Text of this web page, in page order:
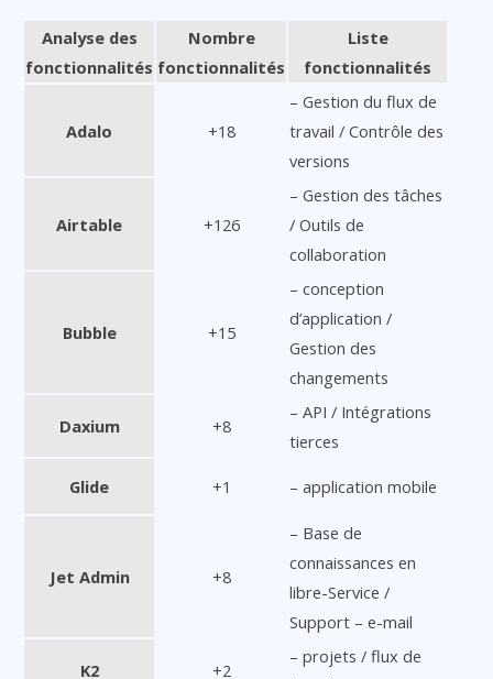
Analyse des
fonctionnalités
Nombre
fonctionnalités
Liste
fonctionnalités
Adalo +18
– Gestion du flux de
travail / Contrôle des
versions
Airtable +126
– Gestion des tâches
/ Outils de
collaboration
Bubble +15
– conception
d’application /
Gestion des
changements
Daxium +8
– API / Intégrations
tierces
Glide +1 – application mobile
Jet Admin +8
– Base de
connaissances en
libre-Service /
Support – e-mail
K2 +2
– projets / flux de